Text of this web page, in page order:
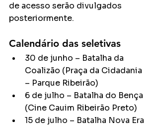
de acesso serão divulgados
posteriormente.
Calendário das seletivas
30 de junho – Batalha da
Coalizão (Praça da Cidadania
– Parque Ribeirão)
6 de julho – Batalha do Bença
(Cine Cauim Ribeirão Preto)
15 de julho – Batalha Nova Era